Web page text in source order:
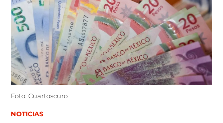
Foto: Cuartoscuro
POSTED
NOTICIAS